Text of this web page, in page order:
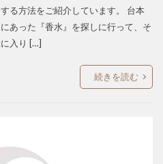
る方法をご紹介しています。 台本
あった『香水』を探しに行って、そ
入り […]
続きを読む